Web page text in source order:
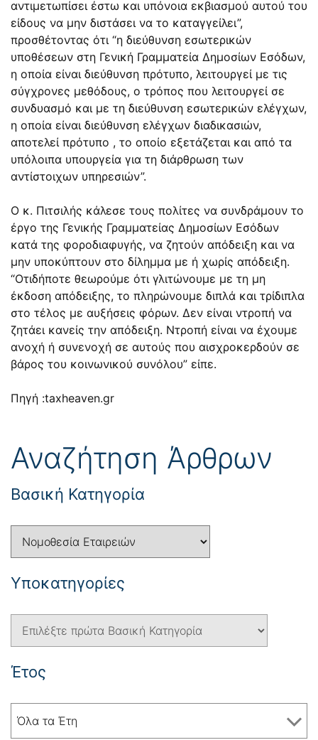
αντιμετωπίσει έστω και υπόνοια εκβιασμού αυτού του
είδους να μην διστάσει να το καταγγείλει”,
προσθέτοντας ότι “η διεύθυνση εσωτερικών
υποθέσεων στη Γενική Γραμματεία Δημοσίων Εσόδων,
η οποία είναι διεύθυνση πρότυπο, λειτουργεί με τις
σύγχρονες μεθόδους, ο τρόπος που λειτουργεί σε
συνδυασμό και με τη διεύθυνση εσωτερικών ελέγχων,
η οποία είναι διεύθυνση ελέγχων διαδικασιών,
αποτελεί πρότυπο , το οποίο εξετάζεται και από τα
υπόλοιπα υπουργεία για τη διάρθρωση των
αντίστοιχων υπηρεσιών”.
Ο κ. Πιτσιλής κάλεσε τους πολίτες να συνδράμουν το
έργο της Γενικής Γραμματείας Δημοσίων Εσόδων
κατά της φοροδιαφυγής, να ζητούν απόδειξη και να
μην υποκύπτουν στο δίλημμα με ή χωρίς απόδειξη.
“Οτιδήποτε θεωρούμε ότι γλιτώνουμε με τη μη
έκδοση απόδειξης, το πληρώνουμε διπλά και τρίδιπλα
στο τέλος με αυξήσεις φόρων. Δεν είναι ντροπή να
ζητάει κανείς την απόδειξη. Ντροπή είναι να έχουμε
ανοχή ή συνενοχή σε αυτούς που αισχροκερδούν σε
βάρος του κοινωνικού συνόλου” είπε.
Πηγή :taxheaven.gr
Αναζήτηση Άρθρων
Βασική Κατηγορία
Yποκατηγορίες
Έτος
Όλα τα Έτη